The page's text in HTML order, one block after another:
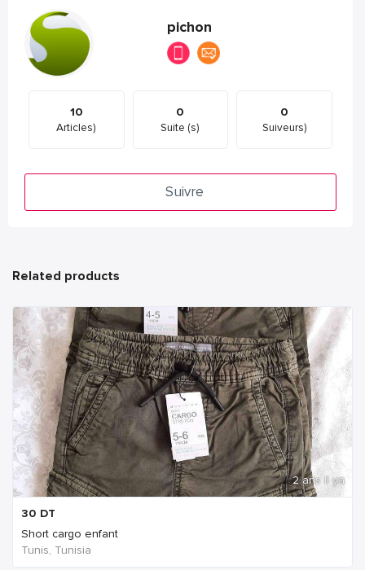
pichon
10
Articles)
0
Suite (s)
0
Suiveurs)
Suivre
Related products
2 ans Il ya
30 DT
Short cargo enfant
Tunis, Tunisia